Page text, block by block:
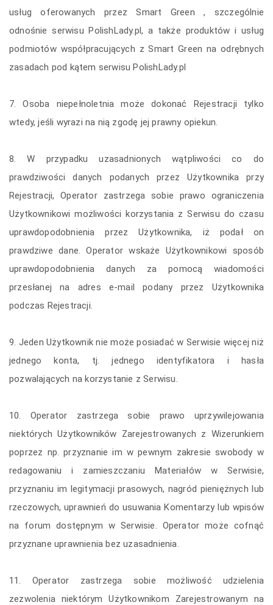
usług oferowanych przez Smart Green , szczególnie
odnośnie serwisu PolishLady.pl, a także produktów i usług
podmiotów współpracujących z Smart Green na odrębnych
zasadach pod kątem serwisu PolishLady.pl
7. Osoba niepełnoletnia może dokonać Rejestracji tylko
wtedy, jeśli wyrazi na nią zgodę jej prawny opiekun.
8. W przypadku uzasadnionych wątpliwości co do
prawdziwości danych podanych przez Użytkownika przy
Rejestracji, Operator zastrzega sobie prawo ograniczenia
Użytkownikowi możliwości korzystania z Serwisu do czasu
uprawdopodobnienia przez Użytkownika, iż podał on
prawdziwe dane. Operator wskaże Użytkownikowi sposób
uprawdopodobnienia danych za pomocą wiadomości
przesłanej na adres e-mail podany przez Użytkownika
podczas Rejestracji.
9. Jeden Użytkownik nie może posiadać w Serwisie więcej niż
jednego konta, tj. jednego identyfikatora i hasła
pozwalających na korzystanie z Serwisu.
10. Operator zastrzega sobie prawo uprzywilejowania
niektórych Użytkowników Zarejestrowanych z Wizerunkiem
poprzez np. przyznanie im w pewnym zakresie swobody w
redagowaniu i zamieszczaniu Materiałów w Serwisie,
przyznaniu im legitymacji prasowych, nagród pieniężnych lub
rzeczowych, uprawnień do usuwania Komentarzy lub wpisów
na forum dostępnym w Serwisie. Operator może cofnąć
przyznane uprawnienia bez uzasadnienia.
11. Operator zastrzega sobie możliwość udzielenia
zezwolenia niektórym Użytkownikom Zarejestrowanym na